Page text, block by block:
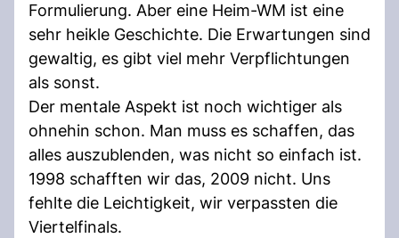
Formulierung. Aber eine Heim-WM ist eine
sehr heikle Geschichte. Die Erwartungen sind
gewaltig, es gibt viel mehr Verpflichtungen
als sonst.
Der mentale Aspekt ist noch wichtiger als
ohnehin schon. Man muss es schaffen, das
alles auszublenden, was nicht so einfach ist.
1998 schafften wir das, 2009 nicht. Uns
fehlte die Leichtigkeit, wir verpassten die
Viertelfinals.